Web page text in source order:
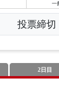
一
投票締切
2日目